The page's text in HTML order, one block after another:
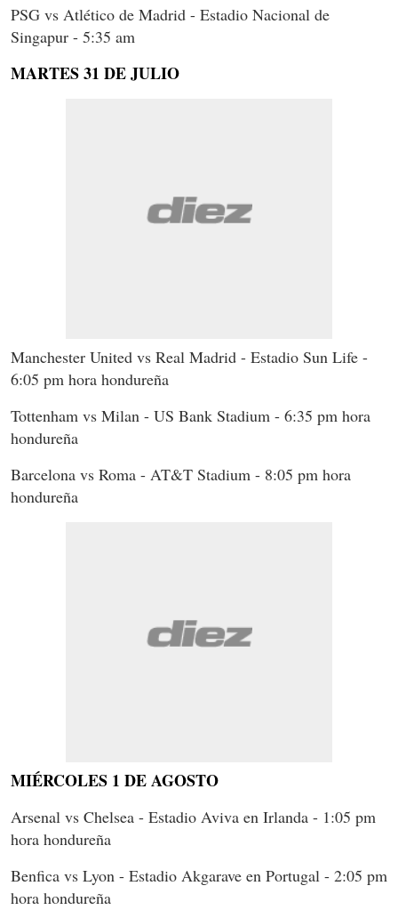
PSG vs Atlético de Madrid - Estadio Nacional de
Singapur - 5:35 am
MARTES 31 DE JULIO
Manchester United vs Real Madrid - Estadio Sun Life -
6:05 pm hora hondureña
Tottenham vs Milan - US Bank Stadium - 6:35 pm hora
hondureña
Barcelona vs Roma - AT&T Stadium - 8:05 pm hora
hondureña
MIÉRCOLES 1 DE AGOSTO
Arsenal vs Chelsea - Estadio Aviva en Irlanda - 1:05 pm
hora hondureña
Benfica vs Lyon - Estadio Akgarave en Portugal - 2:05 pm
hora hondureña